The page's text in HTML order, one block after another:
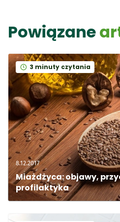
Powiązane
8.12.2017
Miażdżyca: objawy,
profilaktyka
3 minuty czytania